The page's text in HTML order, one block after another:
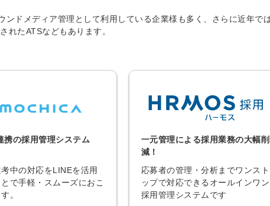
ドメディア管理として利用している企業様も多く、さらに近年で
れたATSなどもあります。
携の採用管理システム
中の対応をLINEを活用
で手軽・スムーズにおこ
。
一元管理による採用業務の大幅削
減！
応募者の管理・分析までワンスト
ップで対応できるオールインワン
採用管理システムです